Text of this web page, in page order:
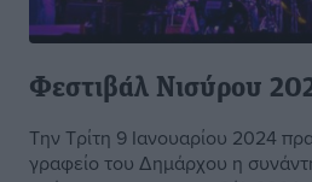
Φεστιβάλ Νισύρου
Την Τρίτη 9 Ιανουαρίου 2024
γραφείο του Δημάρχου η